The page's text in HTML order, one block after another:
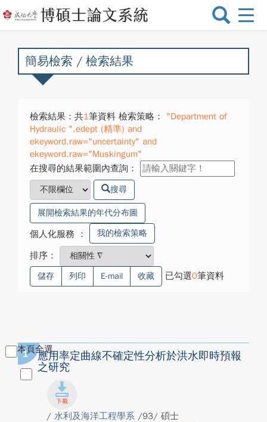
選
換
簡易檢索 / 檢索結果
檢索結果：共1筆資料 檢索策略：
"Department of
Hydraulic ".edept (精準) and
ekeyword.raw="uncertainty" and
ekeyword.raw="Muskingum"
在搜尋的結果範圍內查詢：
搜尋
展開檢索結果的年代分布圖
個人化服務 ： 我的檢索策略
排序：
儲存 列印 E-mail 收藏 已勾選0筆資料
本頁全選
1
應用率定曲線不確定性分析於洪水即時預報
之研究
/ 水利及海洋工程學系 /93/ 碩士